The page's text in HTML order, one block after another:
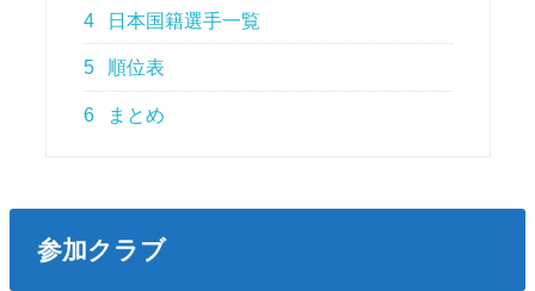
4 日本国籍選手一覧
5 順位表
6 まとめ
参加クラブ